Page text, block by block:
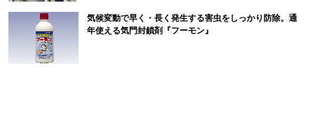
気候変動で早く・長く発生する害虫をしっかり防除。通
年使える気門封鎖剤『フーモン』